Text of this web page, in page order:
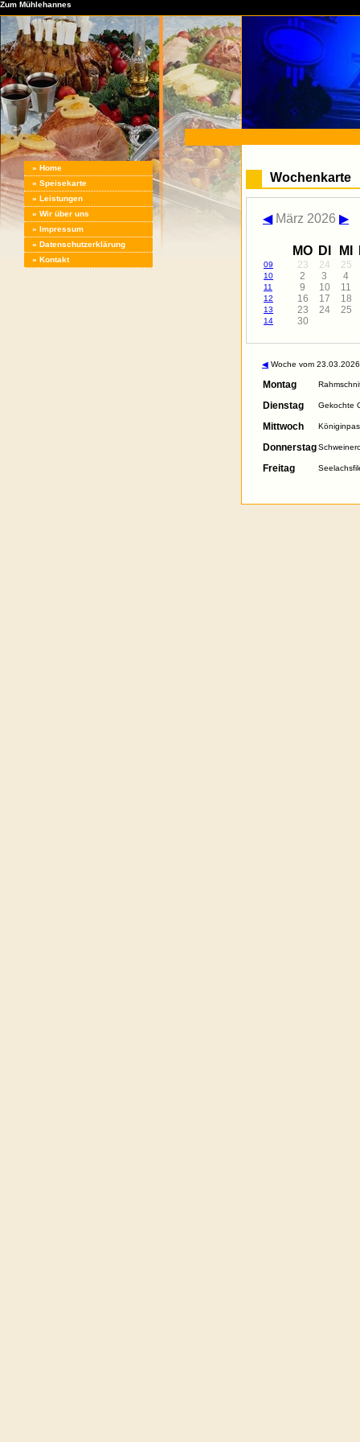
Zum Mühlehannes
Wochenkarte
◀März 2026 ▶
MO DI MI
09 23 24 25
10 2 3 4
11 9 10 11
12 16 17 18
13 23 24 25
14 30
◀ Woche vom
Montag
Dienstag Gekochte
Mittwoch
Donnerstag
Freitag
» Home
» Speisekarte
» Leistungen
» Wir über uns
» Impressum
» Datenschutzerklärung
» Kontakt